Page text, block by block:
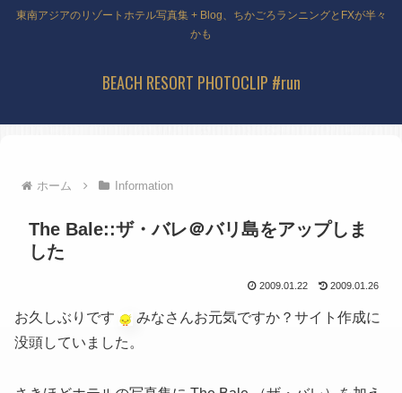
東南アジアのリゾートホテル写真集 + Blog、ちかごろランニングとFXが半々
かも
BEACH RESORT PHOTOCLIP #run
ホーム Information
The Bale::ザ・バレ＠バリ島をアップしま
した
2009.01.22 2009.01.26
お久しぶりです
みなさんお元気ですか？サイト作成に
没頭していました。